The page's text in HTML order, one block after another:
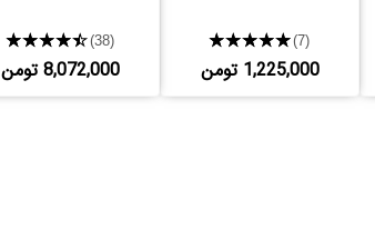
★★★★★(7)
1,225,000 تومن
★★★★★(38)
8,072,000 تومن